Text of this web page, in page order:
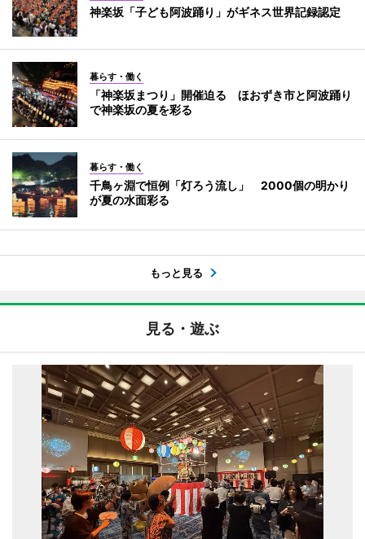
神楽坂「子ども阿波踊り」がギネス世界記録認定
暮らす・働く
「神楽坂まつり」開催迫る ほおずき市と阿波踊り
で神楽坂の夏を彩る
暮らす・働く
千鳥ヶ淵で恒例「灯ろう流し」 2000個の明かり
が夏の水面彩る
もっと見る
見る・遊ぶ